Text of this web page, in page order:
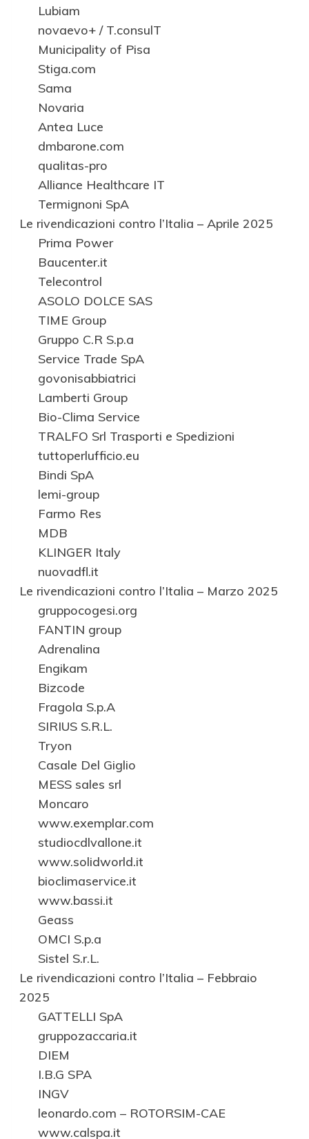
Lubiam
novaevo+ / T.consulT
Municipality of Pisa
Stiga.com
Sama
Novaria
Antea Luce
dmbarone.com
qualitas-pro
Alliance Healthcare IT
Termignoni SpA
Le rivendicazioni contro l’Italia – Aprile 2025
Prima Power
Baucenter.it
Telecontrol
ASOLO DOLCE SAS
TIME Group
Gruppo C.R S.p.a
Service Trade SpA
govonisabbiatrici
Lamberti Group
​​​​Bio-Clima Service
TRALFO Srl Trasporti e Spedizioni
tuttoperlufficio.eu
Bindi SpA
lemi-group
Farmo Res
MDB
KLINGER Italy
nuovadfl.it
Le rivendicazioni contro l’Italia – Marzo 2025
gruppocogesi.org
FANTIN group
Adrenalina
Engikam
Bizcode
Fragola S.p.A
SIRIUS S.R.L.
Tryon
Casale Del Giglio
MESS sales srl
Moncaro
www.exemplar.com
studiocdlvallone.it
www.solidworld.it
bioclimaservice.it
www.bassi.it
Geass
OMCI S.p.a
Sistel S.r.L.
Le rivendicazioni contro l’Italia – Febbraio
2025
GATTELLI SpA
gruppozaccaria.it
DIEM
I.B.G SPA
INGV
leonardo.com – ROTORSIM-CAE
www.calspa.it